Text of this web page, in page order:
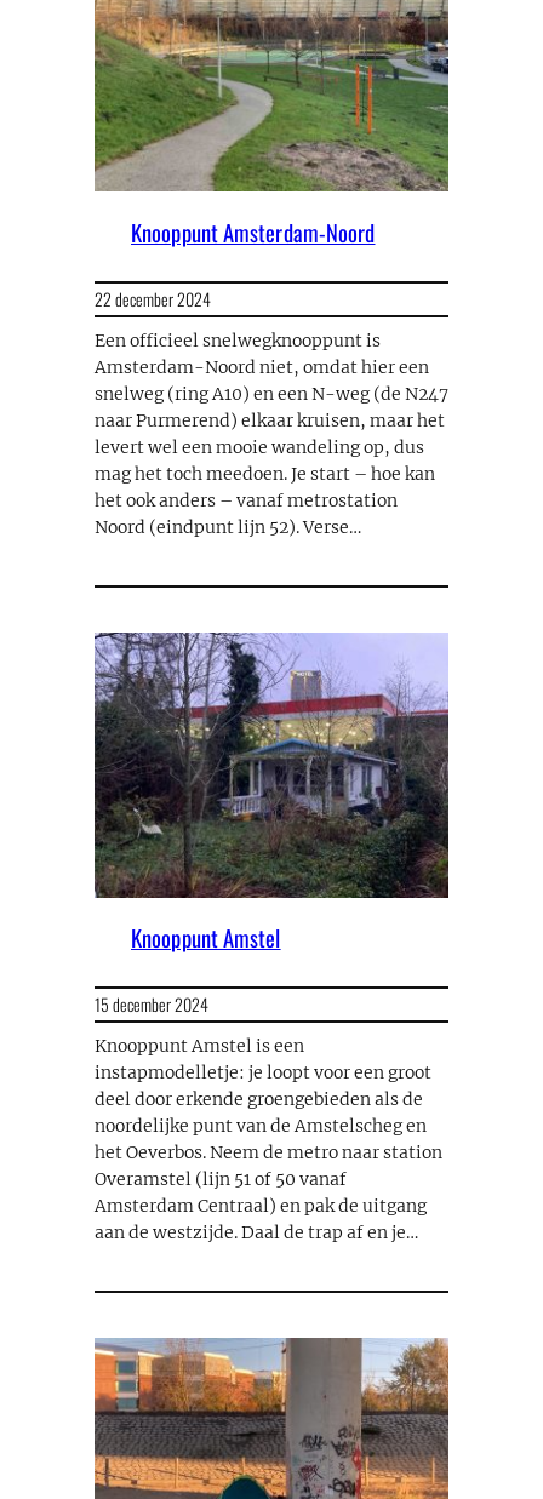
Knooppunt Amsterdam-Noord
22 december 2024
Een officieel snelwegknooppunt is
Amsterdam-Noord niet, omdat hier een
snelweg (ring A10) en een N-weg (de N247
naar Purmerend) elkaar kruisen, maar het
levert wel een mooie wandeling op, dus
mag het toch meedoen. Je start – hoe kan
het ook anders – vanaf metrostation
Noord (eindpunt lijn 52). Verse…
Knooppunt Amstel
15 december 2024
Knooppunt Amstel is een
instapmodelletje: je loopt voor een groot
deel door erkende groengebieden als de
noordelijke punt van de Amstelscheg en
het Oeverbos. Neem de metro naar station
Overamstel (lijn 51 of 50 vanaf
Amsterdam Centraal) en pak de uitgang
aan de westzijde. Daal de trap af en je…